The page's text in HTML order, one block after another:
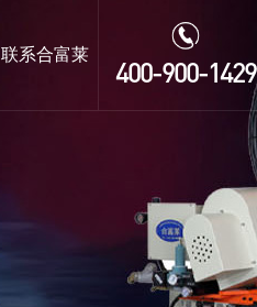
联系合富莱
400-900-1429